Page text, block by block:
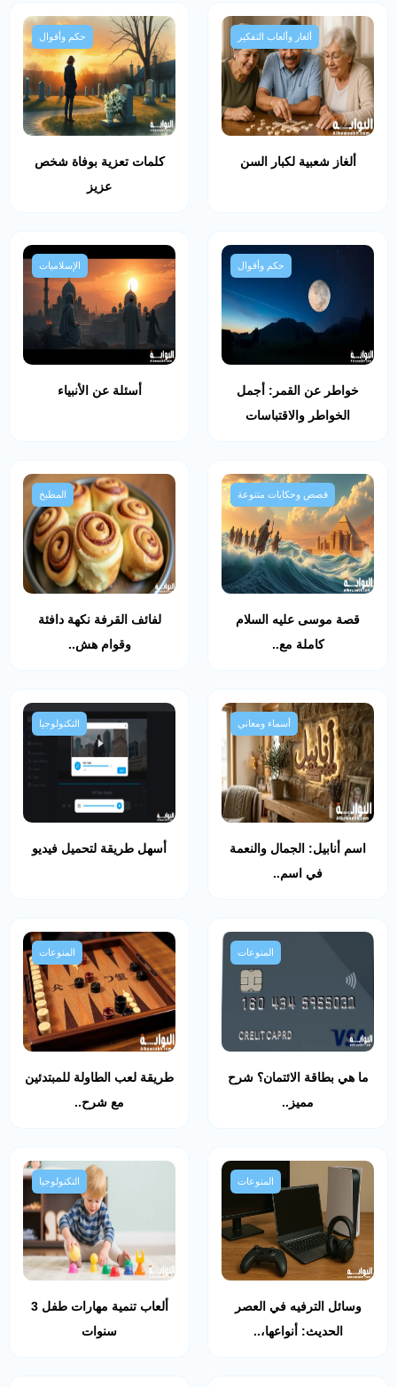
ألغاز وألعاب التفكير
ألغاز شعبية لكبار السن
حكم وأقوال
كلمات تعزية بوفاة شخص
عزيز
حكم وأقوال
خواطر عن القمر: أجمل
الخواطر والاقتباسات
الإسلاميات
أسئلة عن الأنبياء
قصص وحكايات متنوعة
قصة موسى عليه السلام
كاملة مع..
المطبخ
لفائف القرفة نكهة دافئة
وقوام هش..
أسماء ومعاني
اسم أنابيل: الجمال والنعمة
في اسم..
التكنولوجيا
أسهل طريقة لتحميل فيديو
المنوعات
ما هي بطاقة الائتمان؟ شرح
مميز..
المنوعات
طريقة لعب الطاولة للمبتدئين
مع شرح..
المنوعات
وسائل الترفيه في العصر
الحديث: أنواعها،..
التكنولوجيا
ألعاب تنمية مهارات طفل 3
سنوات